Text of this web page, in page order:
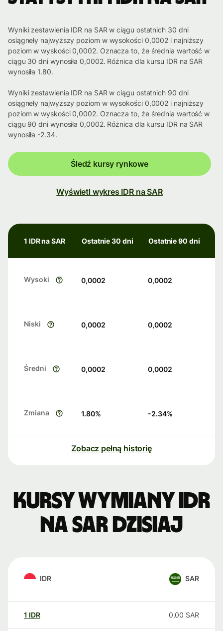
Wyniki zestawienia IDR na SAR w ciągu ostatnich 30 dni
osiągneły najwyższy poziom w wysokości 0,0002 i najniższy
poziom w wyskości 0,0002. Oznacza to, że średnia wartość w
ciągu 30 dni wynosiła 0,0002. Różnica dla kursu IDR na SAR
wynosiła 1.80.
Wyniki zestawienia IDR na SAR w ciągu ostatnich 90 dni
osiągneły najwyższy poziom w wysokości 0,0002 i najniższy
poziom w wyskości 0,0002. Oznacza to, że średnia wartość w
ciągu 90 dni wynosiła 0,0002. Różnica dla kursu IDR na SAR
wynosiła -2.34.
Śledź kursy rynkowe
Wyświetl wykres IDR na SAR
1 IDR na SAR Ostatnie 30 dni Ostatnie 90 dni
Wysoki 0,0002 0,0002
Niski 0,0002 0,0002
Średni 0,0002 0,0002
Zmiana 1.80% -2.34%
Zobacz pełną historię
Kursy wymiany IDR
na SAR dzisiaj
IDR SAR
1 IDR 0,00 SAR